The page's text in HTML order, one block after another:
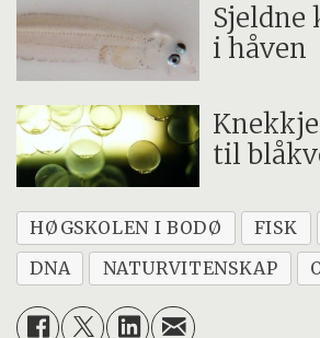
Sjeldne
i håven
til
HØGSKOLEN I BODØ FISK
DNA
NATURVITENSKAP